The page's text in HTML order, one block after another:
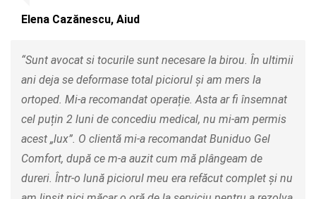
Elena Cazănescu, Aiud
“Sunt avocat si tocurile sunt necesare la birou. În ultimii
ani deja se deformase total piciorul și am mers la
ortoped. Mi-a recomandat operație. Asta ar fi însemnat
cel puțin 2 luni de concediu medical, nu mi-am permis
acest „lux”. O clientă mi-a recomandat Buniduo Gel
Comfort, după ce m-a auzit cum mă plângeam de
dureri. Într-o lună piciorul meu era refăcut complet și nu